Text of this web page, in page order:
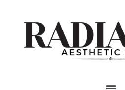
Menu
ビ
ゲ